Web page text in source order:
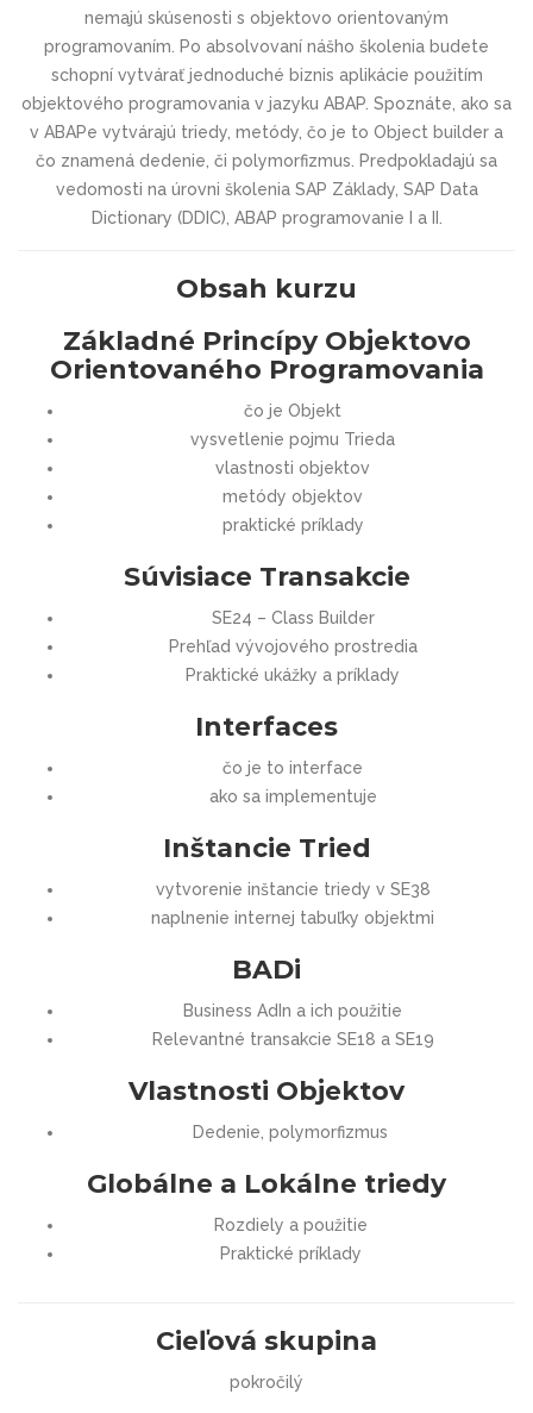
nemajú skúsenosti s objektovo orientovaným
programovaním. Po absolvovaní nášho školenia budete
schopní vytvárať jednoduché biznis aplikácie použitím
objektového programovania v jazyku ABAP. Spoznáte, ako sa
v ABAPe vytvárajú triedy, metódy, čo je to Object builder a
čo znamená dedenie, či polymorfizmus. Predpokladajú sa
vedomosti na úrovni školenia SAP Základy, SAP Data
Dictionary (DDIC), ABAP programovanie I a II.
Obsah kurzu
Základné Princípy Objektovo
Orientovaného Programovania
čo je Objekt
vysvetlenie pojmu Trieda
vlastnosti objektov
metódy objektov
praktické príklady
Súvisiace Transakcie
SE24 – Class Builder
Prehľad vývojového prostredia
Praktické ukážky a príklady
Interfaces
čo je to interface
ako sa implementuje
Inštancie Tried
vytvorenie inštancie triedy v SE38
naplnenie internej tabuľky objektmi
BADi
Business AdIn a ich použitie
Relevantné transakcie SE18 a SE19
Vlastnosti Objektov
Dedenie, polymorfizmus
Globálne a Lokálne triedy
Rozdiely a použitie
Praktické príklady
Cieľová skupina
pokročilý